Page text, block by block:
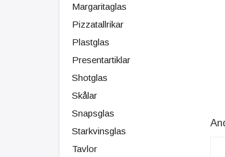
Margaritaglas
Pizzatallrikar
Plastglas
Presentartiklar
Shotglas
Skålar
Snapsglas
Starkvinsglas
Tavlor